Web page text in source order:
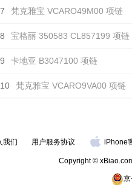
7 梵克雅宝 VCARO49M00 项链
8 宝格丽 350583 CL857199 项链
9 卡地亚 B3047100 项链
10 梵克雅宝 VCARO9VA00 项链
我们 用户服务协议 iPhone
Copyright ©